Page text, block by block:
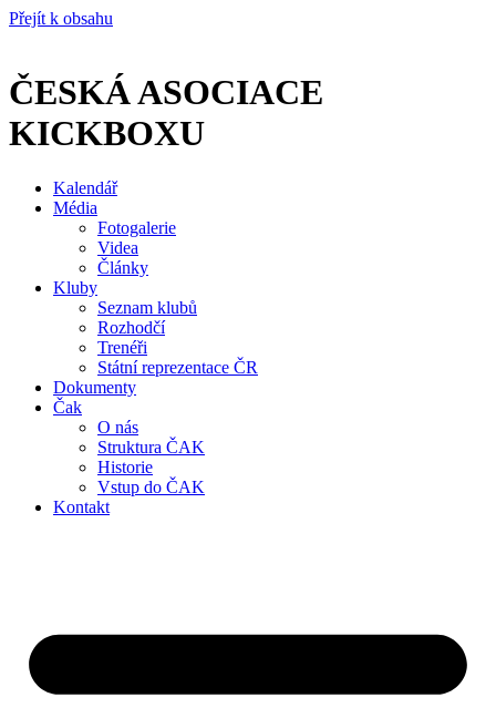
Přejít k obsahu
ČESKÁ ASOCIACE
KICKBOXU
Kalendář
Média
Fotogalerie
Videa
Články
Kluby
Seznam klubů
Rozhodčí
Trenéři
Státní reprezentace ČR
Dokumenty
Čak
O nás
Struktura ČAK
Historie
Vstup do ČAK
Kontakt